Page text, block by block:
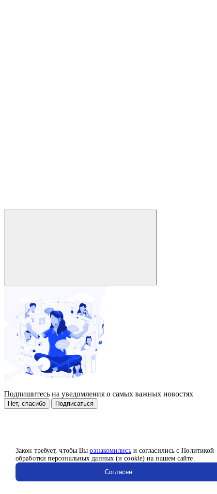
Закон требует, чтобы Выознакомилисьи согласились с Политикой
обработки персональных данных (и cookie) на нашем сайте.
Согласен
Подпишитесь на уведомления о самых важных новостях
Нет, спасибо Подписаться